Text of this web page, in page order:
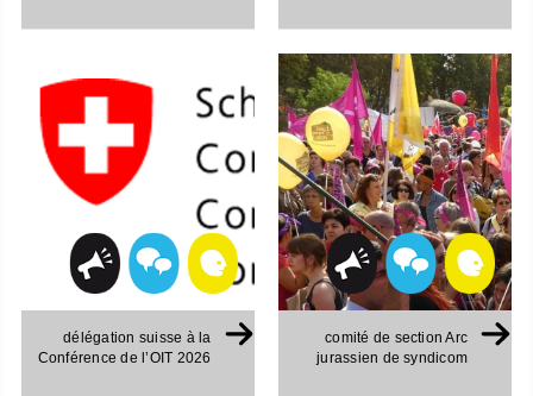
délégation suisse à la
Conférence de l’OIT 2026
comité de section Arc
jurassien de syndicom